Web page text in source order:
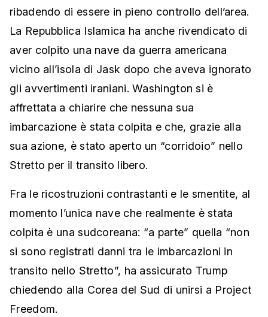
ribadendo di essere in pieno controllo dell’area.
La Repubblica Islamica ha anche rivendicato di
aver colpito una nave da guerra americana
vicino all’isola di Jask dopo che aveva ignorato
gli avvertimenti iraniani. Washington si è
affrettata a chiarire che nessuna sua
imbarcazione è stata colpita e che, grazie alla
sua azione, è stato aperto un “corridoio” nello
Stretto per il transito libero.
Fra le ricostruzioni contrastanti e le smentite, al
momento l’unica nave che realmente è stata
colpita è una sudcoreana: “a parte” quella “non
si sono registrati danni tra le imbarcazioni in
transito nello Stretto”, ha assicurato Trump
chiedendo alla Corea del Sud di unirsi a Project
Freedom.